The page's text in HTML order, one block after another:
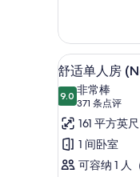
Area
的
所
有
照
片
Without
Transit
Area
更
多
信
息
显
示
舒
适
单
人
7
舒适单人房
9.09.0 分，满分 10 分
非常棒
371 条点评
(371
条
点
评)
161 平方英尺
1 间卧室
可容纳 1 人